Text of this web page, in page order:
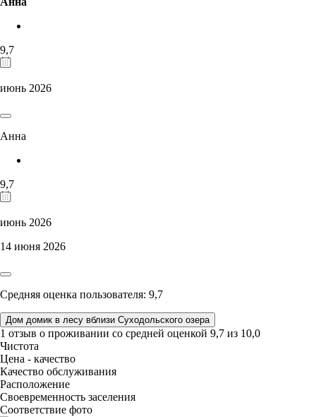
9,7
июнь 2026
Анна
9,7
июнь 2026
14 июня 2026
Средняя оценка пользователя: 9,7
Дом домик в лесу вблизи Суходольского озера
1 отзыв о проживании со средней оценкой 9,7 из 10,0
Чистота
Цена - качество
Качество обслуживания
Расположение
Своевременность заселения
Соответствие фото